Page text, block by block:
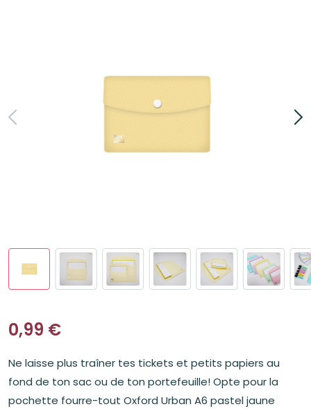
0,99 €
Ne laisse plus traîner tes tickets et petits papiers au
fond de ton sac ou de ton portefeuille! Opte pour la
pochette fourre-tout Oxford Urban A6 pastel jaune